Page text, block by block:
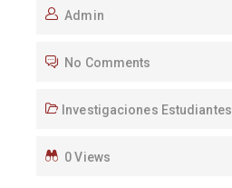
Admin
No Comments
Investigaciones Estudiantes
0 Views